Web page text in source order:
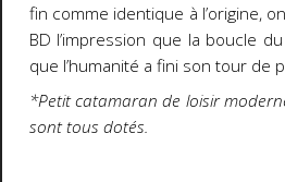
fin comme identique à l’origine,
BD l’impression que la boucle
que l’humanité a fini son tour de
*Petit catamaran de loisir
sont tous dotés.